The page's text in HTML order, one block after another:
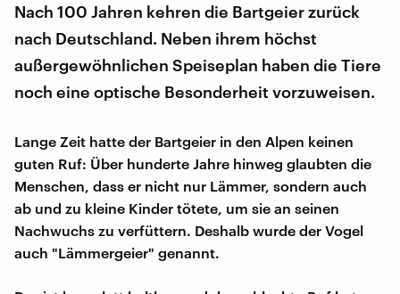
Nach 100 Jahren kehren die Bartgeier zurück
nach Deutschland. Neben ihrem höchst
außergewöhnlichen Speiseplan haben die Tiere
noch eine optische Besonderheit vorzuweisen.
Lange Zeit hatte der Bartgeier in den Alpen keinen
guten Ruf: Über hunderte Jahre hinweg glaubten die
Menschen, dass er nicht nur Lämmer, sondern auch
ab und zu kleine Kinder tötete, um sie an seinen
Nachwuchs zu verfüttern. Deshalb wurde der Vogel
auch "Lämmergeier" genannt.